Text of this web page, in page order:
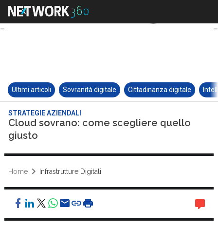
Ultimi articoli Sovranità digitale Cittadinanza digitale
STRATEGIE AZIENDALI
Cloud sovrano: come scegliere quello
giusto
Home Infrastrutture Digitali